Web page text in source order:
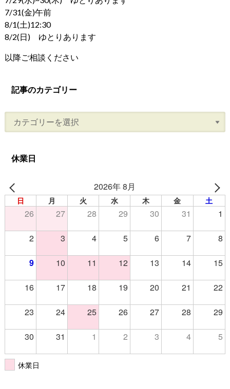
7/31(金)午前
8/1(土)12:30
8/2(日) ゆとりあります
以降ご相談ください
記事のカテゴリー
休業日
2026年 8月
日 月 火 水 木 金 土
26 27 28 29 30 31 1
2 3 4 5 6 7 8
9 10 11 12 13 14 15
16 17 18 19 20 21 22
23 24 25 26 27 28 29
30 31 1 2 3 4 5
休業日